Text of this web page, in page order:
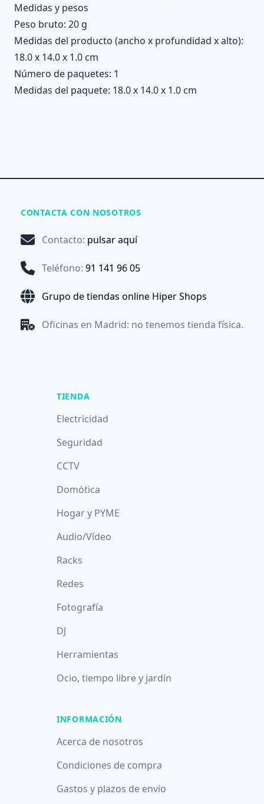
Medidas y pesos
Peso bruto: 20 g
Medidas del producto (ancho x profundidad x alto):
18.0 x 14.0 x 1.0 cm
Número de paquetes: 1
Medidas del paquete: 18.0 x 14.0 x 1.0 cm
CONTACTA CON NOSOTROS
Contacto: pulsar aquí
Teléfono: 91 141 96 05
Grupo de tiendas online Hiper Shops
Oficinas en Madrid: no tenemos tienda física.
TIENDA
Electricidad
Seguridad
CCTV
Domótica
Hogar y PYME
Audio/Vídeo
Racks
Redes
Fotografía
DJ
Herramientas
Ocio, tiempo libre y jardín
INFORMACIÓN
Acerca de nosotros
Condiciones de compra
Gastos y plazos de envío